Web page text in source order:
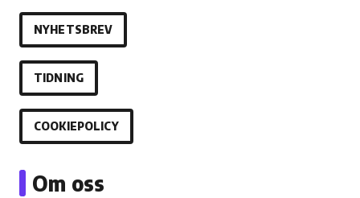
NYHETSBREV
TIDNING
COOKIEPOLICY
Om oss